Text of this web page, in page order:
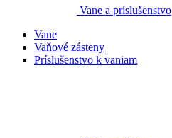
Vane a príslušenstvo
Vane
Vaňové zásteny
Príslušenstvo k vaniam